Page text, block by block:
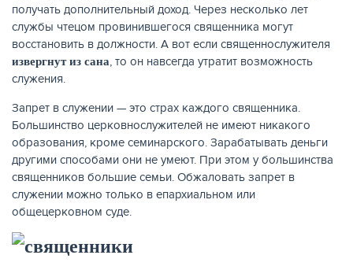
получать дополнительный доход. Через несколько лет
службы чтецом провинившегося священника могут
восстановить в должности. А вот если священнослужителя
извергнут из сана, то он навсегда утратит возможность
служения.
Запрет в служении — это страх каждого священника.
Большинство церковнослужителей не имеют никакого
образования, кроме семинарского. Зарабатывать деньги
другими способами они не умеют. При этом у большинства
священников большие семьи. Обжаловать запрет в
служении можно только в епархиальном или
общецерковном суде.